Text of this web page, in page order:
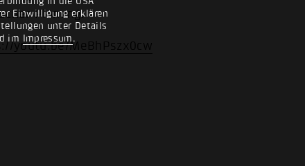
Einwilligung erklären
unter Details
im Impressum.
Planung.
youtu.be/MeBhPszx0cw